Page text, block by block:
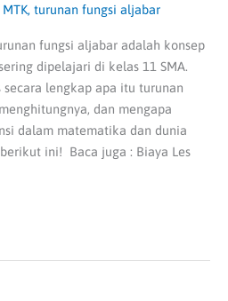
MTK, turunan fungsi aljabar
fungsi aljabar adalah konsep
dipelajari di kelas 11 SMA.
lengkap apa itu turunan
dan mengapa
dalam matematika dan dunia
ini! Baca juga : Biaya Les